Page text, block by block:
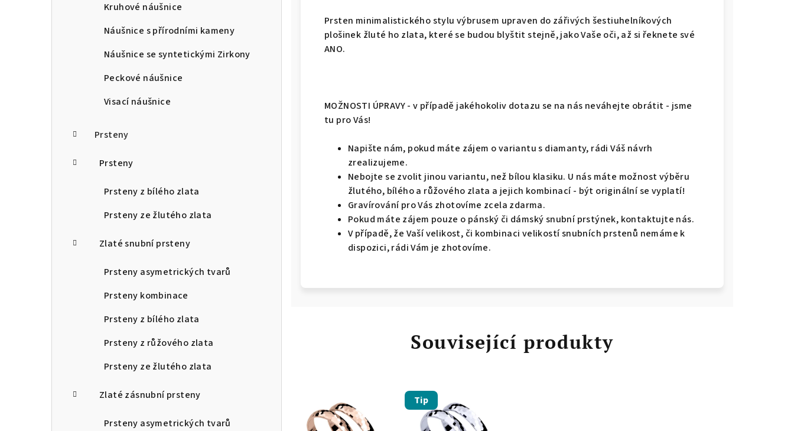
Kruhové náušnice
Náušnice s přírodními kameny
Náušnice se syntetickými Zirkony
Peckové náušnice
Visací náušnice
Prsteny
Prsteny
Prsteny z bílého zlata
Prsteny ze žlutého zlata
Zlaté snubní prsteny
Prsteny asymetrických tvarů
Prsteny kombinace
Prsteny z bílého zlata
Prsteny z růžového zlata
Prsteny ze žlutého zlata
Zlaté zásnubní prsteny
Prsteny asymetrických tvarů
Prsten minimalistického stylu výbrusem upraven do zářivých šestiuhelníkových
plošinek žluté ho zlata, které se budou blyštit stejně, jako Vaše oči, až si řeknete své
ANO.
MOŽNOSTI ÚPRAVY - v případě jakéhokoliv dotazu se na nás neváhejte obrátit - jsme
tu pro Vás!
Napište nám, pokud máte zájem o variantu s diamanty, rádi Váš návrh
zrealizujeme.
Nebojte se zvolit jinou variantu, než bílou klasiku. U nás máte možnost výběru
žlutého, bílého a růžového zlata a jejich kombinací - být originální se vyplatí!
Gravírování pro Vás zhotovíme zcela zdarma.
Pokud máte zájem pouze o pánský či dámský snubní prstýnek, kontaktujte nás.
V případě, že Vaší velikost, či kombinaci velikostí snubních prstenů nemáme k
dispozici, rádi Vám je zhotovíme.
Související produkty
Tip